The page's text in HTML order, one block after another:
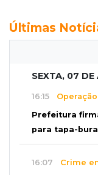
Últimas
SEXTA, 07 DE
16:15 Operação
Prefeitura
para tapa-
16:07 Crime